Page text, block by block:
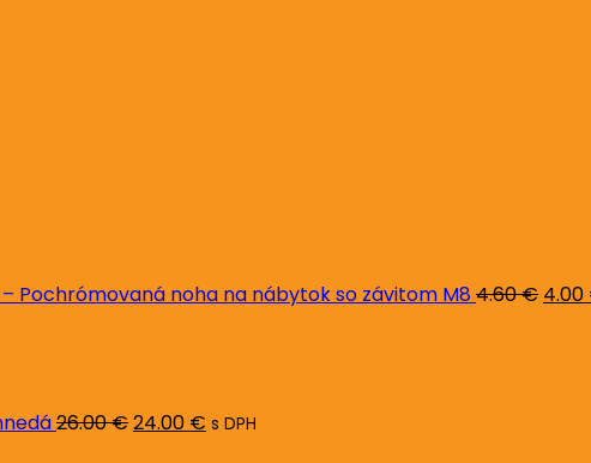
Pochrómovaná noha na nábytok so závitom M84.60€ 4.60
4.00
26.00€26.00 €.
24.00 € 24.00 €.
s DPH